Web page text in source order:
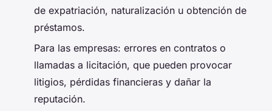
de expatriación, naturalización u obtención de
préstamos.
Para las empresas: errores en contratos o
llamadas a licitación, que pueden provocar
litigios, pérdidas financieras y dañar la
reputación.